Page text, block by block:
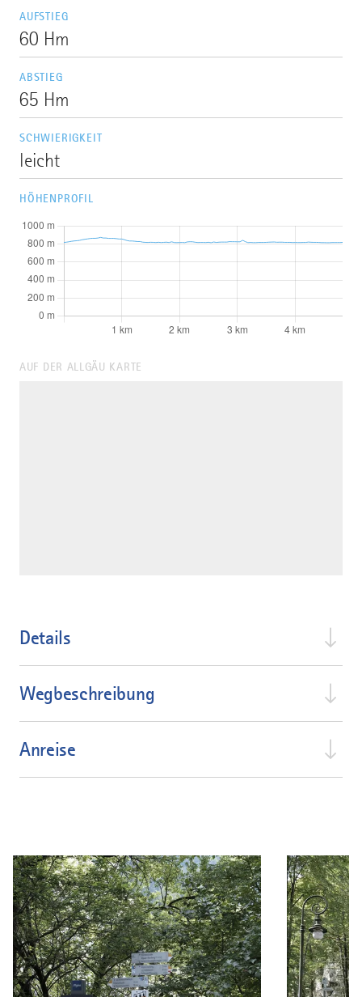
AUFSTIEG
60 Hm
ABSTIEG
65 Hm
SCHWIERIGKEIT
leicht
HÖHENPROFIL
AUF DER ALLGÄU KARTE
Details
Wegbeschreibung
Anreise